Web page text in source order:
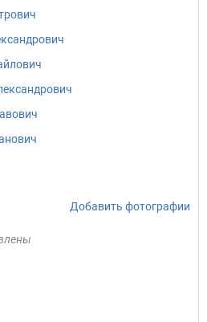
Добавить фотографии